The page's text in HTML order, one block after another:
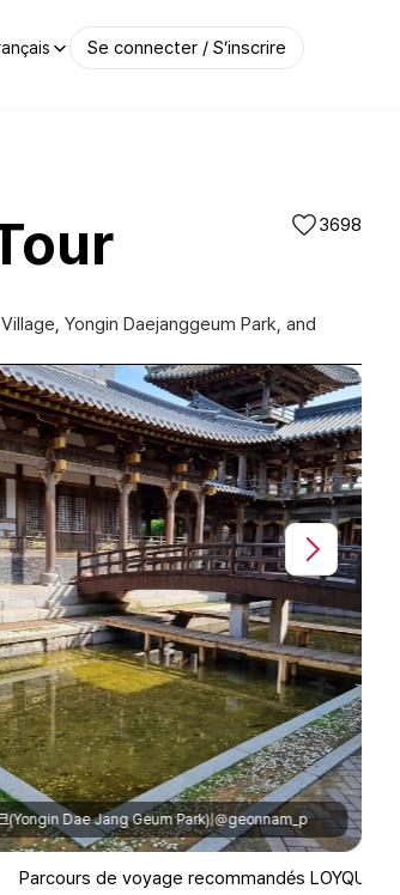
Se connecter / S’inscrire
3698
Yongin Daejanggeum Park, and
크(Yongin Dae Jang Geum Park)|@goyoseam
Parcours de voyage recommandés LOYQU